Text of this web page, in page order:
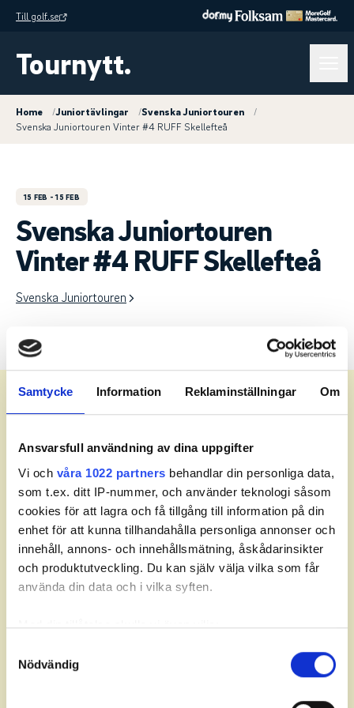
Samtycke Information Reklaminställningar Om
Ansvarsfull användning av dina uppgifter
Vi och våra 1022 partners behandlar din personliga data,
som t.ex. ditt IP-nummer, och använder teknologi såsom
cookies för att lagra och få tillgång till information på din
enhet för att kunna tillhandahålla personliga annonser och
innehåll, annons- och innehållsmätning, åskådarinsikter
och produktutveckling. Du kan själv välja vilka som får
använda din data och i vilka syften.
Med din tillåtelse skulle vi även vilja:
kan ha en noggrannhet på upp till flera meter
Nödvändig
Till golf.se
Tournytt.
Home /Juniortävlingar /Svenska Juniortouren
/
Svenska Juniortouren Vinter #4 RUFF Skellefteå
15 FEB - 15 FEB
Svenska Juniortouren
Vinter #4 RUFF Skellefteå
Svenska Juniortouren
Meny
Starttider.
Just nu finns inga starttider.